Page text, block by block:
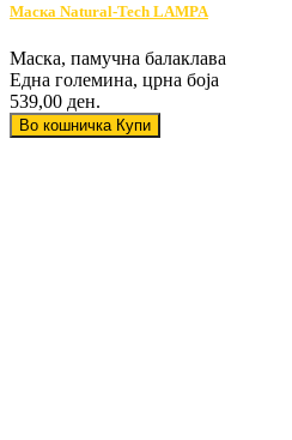
Маска Natural-Tech LAMPA
Маска, памучна балаклава
Една големина, црна боја
539,00 ден.
Во кошничка Купи